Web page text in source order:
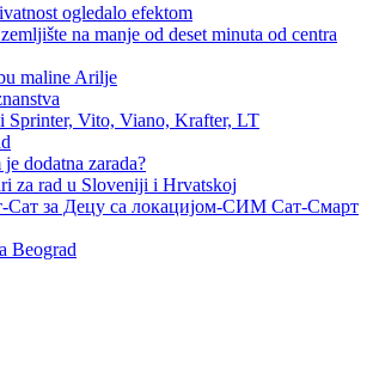
ogledalo efektom
na manje od deset minuta od centra
maline Arilje
Sprinter, Vito, Viano, Krafter, LT
dodatna zarada?
za rad u Sloveniji i Hrvatskoj
Сат за Децу са локацијом-СИМ Сат-Смарт
Beograd